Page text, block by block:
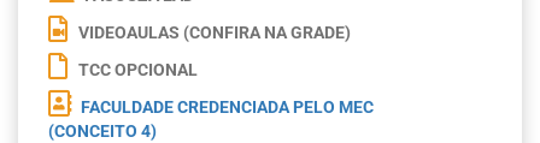
VIDEOAULAS (CONFIRA NA GRADE)
TCC OPCIONAL
FACULDADE CREDENCIADA PELO MEC
(CONCEITO 4)